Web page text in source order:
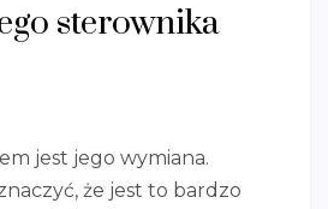
sterownika
jest jego wymiana.
że jest to bardzo